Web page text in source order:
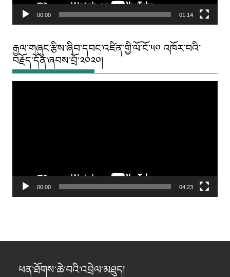
00:00 01:14
རྒྱལ་གཞུང་རྩིས་ཞིབ་དབང་འཛིན་གྱི་ལོ་ངོ་༥༠ འཁོར་བའི་
བརྗོད་དོན་ཞབས་བྲོ་༢༠༢༠།
00:00 04:23
ཕན་ཐོགས་ཆེ་བའི་འབྲེལ་མཐུད།